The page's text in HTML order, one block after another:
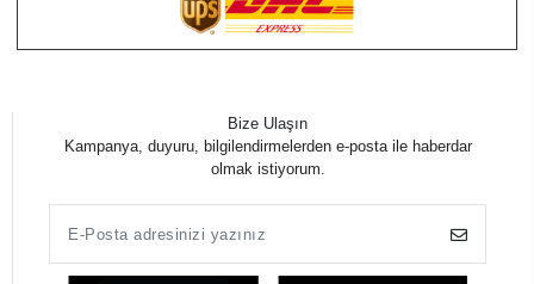
Bize Ulaşın
Kampanya, duyuru, bilgilendirmelerden e-posta ile haberdar
olmak istiyorum.